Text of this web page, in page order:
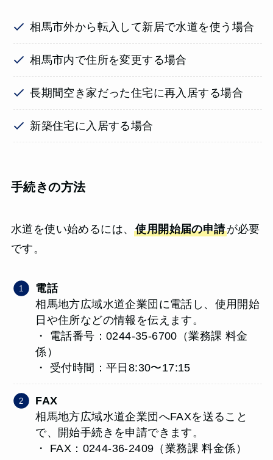
相馬市外から転入して新居で水道を使う場合
相馬市内で住所を変更する場合
長期間空き家だった住宅に再入居する場合
新築住宅に入居する場合
手続きの方法
水道を使い始めるには、使用開始届の申請が必要
です。
電話
相馬地方広域水道企業団に電話し、使用開始
日や住所などの情報を伝えます。
・ 電話番号：0244-35-6700（業務課 料金
係）
・ 受付時間：平日8:30〜17:15
FAX
相馬地方広域水道企業団へFAXを送ること
で、開始手続きを申請できます。
・ FAX：0244-36-2409（業務課 料金係）